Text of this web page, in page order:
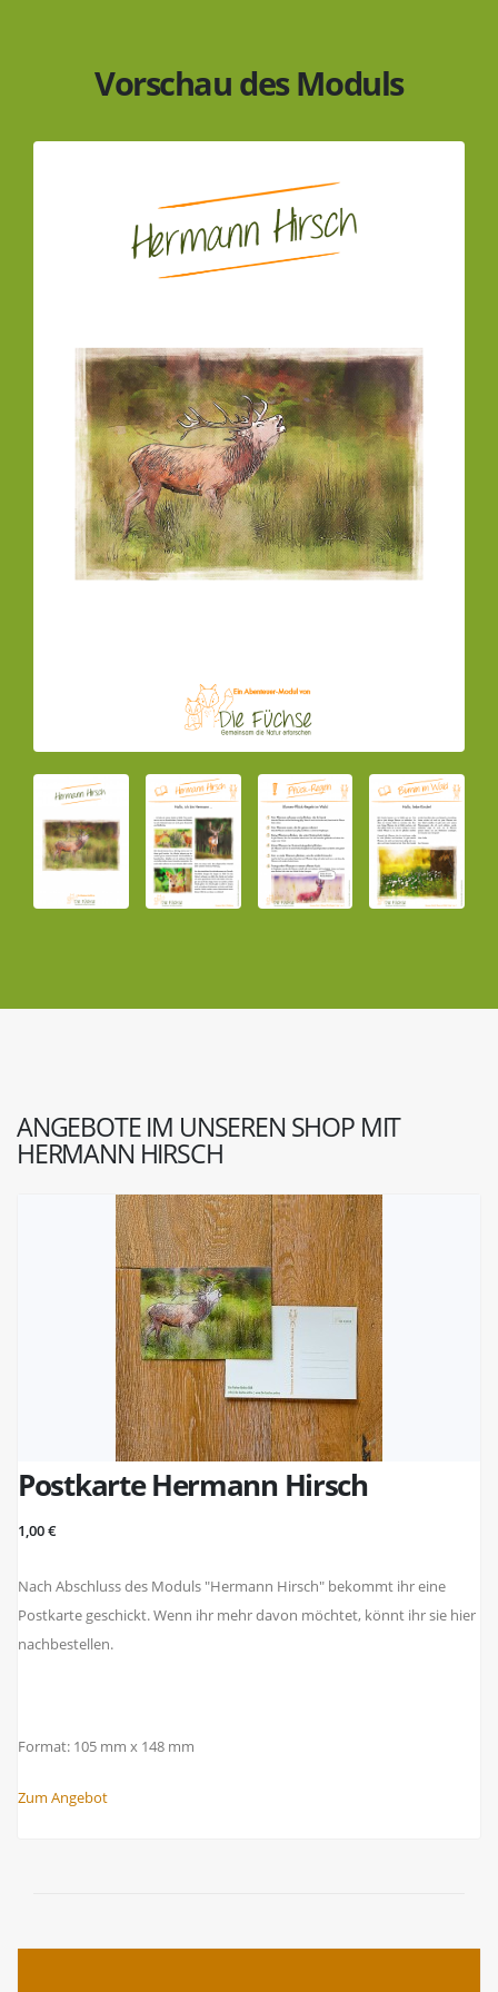
Vorschau des Moduls
ANGEBOTE IM UNSEREN SHOP MIT
HERMANN HIRSCH
Postkarte Hermann Hirsch
1,00 €
Nach Abschluss des Moduls "Hermann Hirsch" bekommt ihr eine
Postkarte geschickt. Wenn ihr mehr davon möchtet, könnt ihr sie hier
nachbestellen.
Format: 105 mm x 148 mm
Zum Angebot